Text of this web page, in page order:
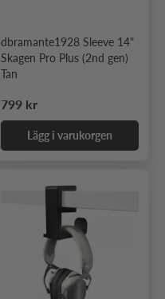
dbramante1928 Sleeve 14"
Skagen Pro Plus (2nd gen)
Tan
Ordinarie pris
799 kr
Lägg i varukorgen